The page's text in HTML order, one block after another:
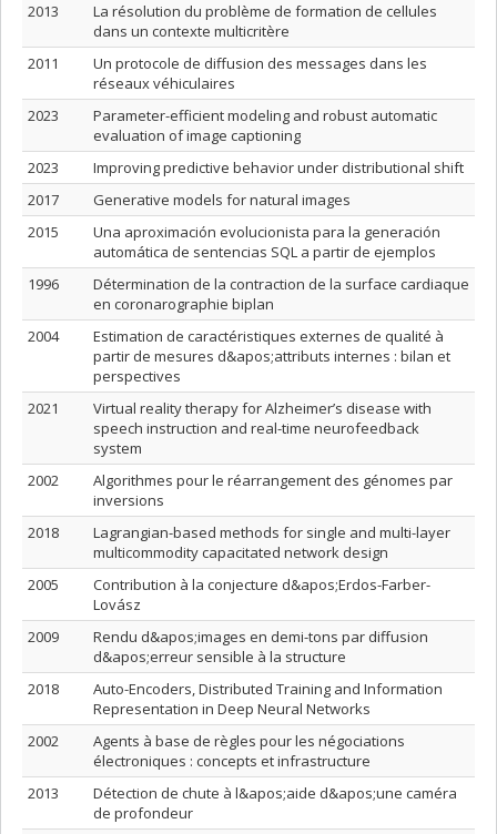
2013
La résolution du problème de formation de cellules
dans un contexte multicritère
2011
Un protocole de diffusion des messages dans les
réseaux véhiculaires
2023
Parameter-efficient modeling and robust automatic
evaluation of image captioning
2023
Improving predictive behavior under distributional shift
2017
Generative models for natural images
2015
Una aproximación evolucionista para la generación
automática de sentencias SQL a partir de ejemplos
1996
Détermination de la contraction de la surface cardiaque
en coronarographie biplan
2004
Estimation de caractéristiques externes de qualité à
partir de mesures d&apos;attributs internes : bilan et
perspectives
2021
Virtual reality therapy for Alzheimer’s disease with
speech instruction and real-time neurofeedback
system
2002
Algorithmes pour le réarrangement des génomes par
inversions
2018
Lagrangian-based methods for single and multi-layer
multicommodity capacitated network design
2005
Contribution à la conjecture d&apos;Erdos-Farber-
Lovász
2009
Rendu d&apos;images en demi-tons par diffusion
d&apos;erreur sensible à la structure
2018
Auto-Encoders, Distributed Training and Information
Representation in Deep Neural Networks
2002
Agents à base de règles pour les négociations
électroniques : concepts et infrastructure
2013
Détection de chute à l&apos;aide d&apos;une caméra
de profondeur